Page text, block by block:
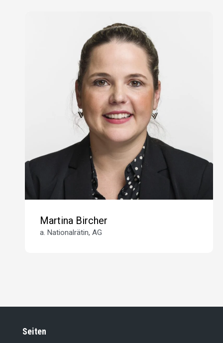
Martina Bircher
a. Nationalrätin, AG
Seiten